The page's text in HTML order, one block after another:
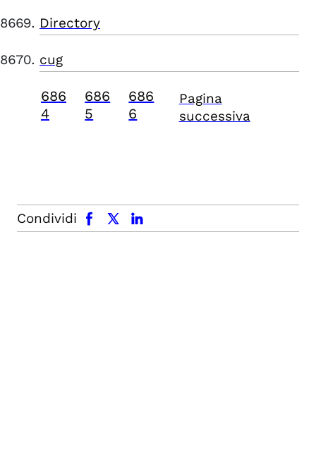
Directory
cug
686
4
686
5
686
6
Pagina
successiva
Condividi
facebook x.com linkedin